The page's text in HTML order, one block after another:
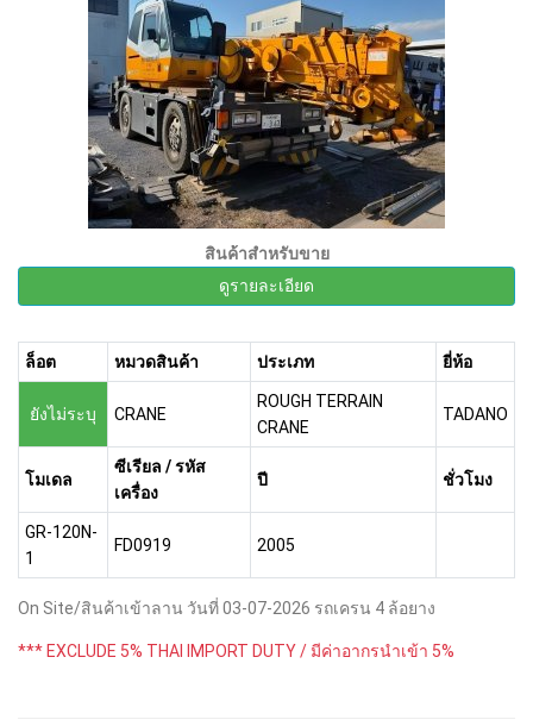
สินค้าสำหรับขาย
ดูรายละเอียด
ล็อต หมวดสินค้า ประเภท ยี่ห้อ
ยังไม่ระบุ CRANE
ROUGH TERRAIN
CRANE
TADANO
โมเดล
ซีเรียล / รหัส
เครื่อง
ปี ชั่วโมง
GR-120N-
1
FD0919 2005
On Site/สินค้าเข้าลาน วันที่ 03-07-2026 รถเครน 4 ล้อยาง
*** EXCLUDE 5% THAI IMPORT DUTY / มีค่าอากรนำเข้า 5%